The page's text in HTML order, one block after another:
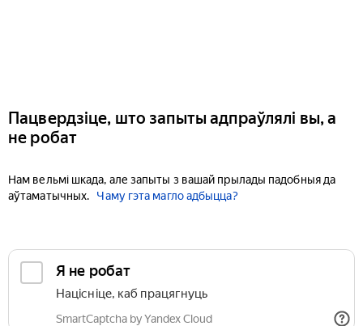
Пацвердзіце, што запыты адпраўлялі вы, а
не робат
Нам вельмі шкада, але запыты з вашай прылады падобныя да
аўтаматычных.
Чаму гэта магло адбыцца?
Я не робат
Націсніце, каб працягнуць
SmartCaptcha by Yandex Cloud